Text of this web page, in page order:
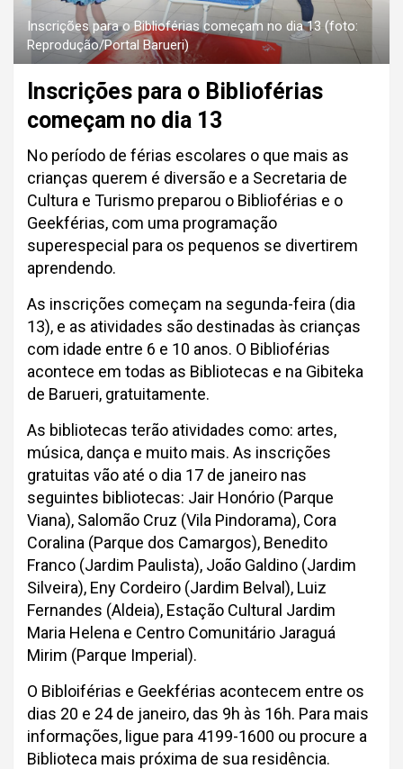
Inscrições para o Biblioférias começam no dia 13 (foto:
Reprodução/Portal Barueri)
Inscrições para o Biblioférias
começam no dia 13
No período de férias escolares o que mais as
crianças querem é diversão e a Secretaria de
Cultura e Turismo preparou o Biblioférias e o
Geekférias, com uma programação
superespecial para os pequenos se divertirem
aprendendo.
As inscrições começam na segunda-feira (dia
13), e as atividades são destinadas às crianças
com idade entre 6 e 10 anos. O Biblioférias
acontece em todas as Bibliotecas e na Gibiteka
de Barueri, gratuitamente.
As bibliotecas terão atividades como: artes,
música, dança e muito mais. As inscrições
gratuitas vão até o dia 17 de janeiro nas
seguintes bibliotecas: Jair Honório (Parque
Viana), Salomão Cruz (Vila Pindorama), Cora
Coralina (Parque dos Camargos), Benedito
Franco (Jardim Paulista), João Galdino (Jardim
Silveira), Eny Cordeiro (Jardim Belval), Luiz
Fernandes (Aldeia), Estação Cultural Jardim
Maria Helena e Centro Comunitário Jaraguá
Mirim (Parque Imperial).
O Bibloiférias e Geekférias acontecem entre os
dias 20 e 24 de janeiro, das 9h às 16h. Para mais
informações, ligue para 4199-1600 ou procure a
Biblioteca mais próxima de sua residência.